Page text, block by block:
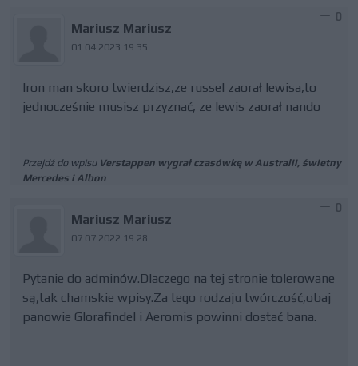
Mariusz Mariusz
01.04.2023 19:35
0
Iron man skoro twierdzisz,ze russel zaorał lewisa,to
jednocześnie musisz przyznać, ze lewis zaorał nando
Przejdź do wpisu Verstappen wygrał czasówkę w Australii, świetny
Mercedes i Albon
Mariusz Mariusz
07.07.2022 19:28
0
Pytanie do adminów.Dlaczego na tej stronie tolerowane
są,tak chamskie wpisy.Za tego rodzaju twórczość,obaj
panowie Glorafindel i Aeromis powinni dostać bana.